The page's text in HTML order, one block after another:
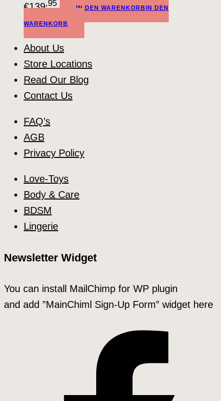
€139,95 IN DEN WARENKORBIN DEN
WARENKORB
About Us
Store Locations
Read Our Blog
Contact Us
FAQ’s
AGB
Privacy Policy
Love-Toys
Body & Care
BDSM
Lingerie
Newsletter Widget
You can install MailChimp for WP plugin
and add ”MainChiml Sign-Up Form” widget here